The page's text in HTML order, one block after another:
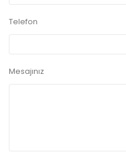
Telefon
Mesajınız